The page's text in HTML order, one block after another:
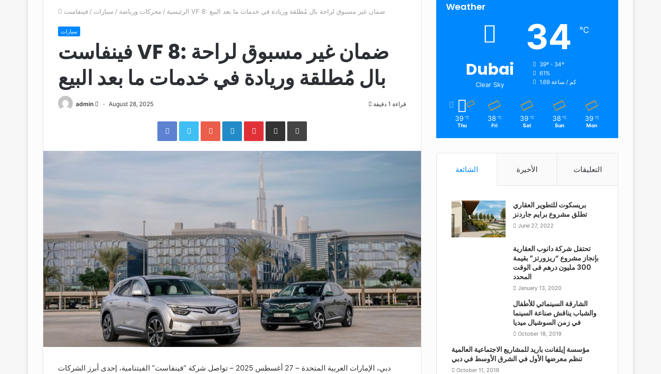
الرئيسية / محركات ورياضة / سيارات / فينفاست VF 8: ضمان غير مسبوق لراحة بال مُطلقة وريادة في خدمات ما بعد البيع
سيارات
فينفاست VF 8: ضمان غير مسبوق لراحة
بال مُطلقة وريادة في خدمات ما بعد البيع
admin August 28, 2025 قراءة 1 دقيقة
Facebook Twitter Google+ LinkedIn Pinterest شارك عبر الإيميل
دبي، الإمارات العربية المتحدة – 27 أغسطس 2025 – تواصل شركة “فينفاست” الفيتنامية، إحدى أبرز الشركات
Weather
Dubai
Clear Sky
34 ℃
39º - 34º
61%
1.69 كم / ساعة
39 ℃
Thu
38 ℃
Fri
39 ℃
Sat
38 ℃
Sun
39 ℃
Mon
الشائعة الأخيرة التعليقات
بريسكوت للتطوير العقاري
تطلق مشروع برايم جاردنز
June 27, 2022
تحتفل شركة دانوب العقارية
بإنجاز مشروع “ريزورتز” بقيمة
300 مليون درهم فى الوقت
المحدد
January 13, 2020
الشارقة السينمائي للأطفال
والشباب يناقش صناعة السينما
في زمن السوشيال ميديا
October 18, 2019
مؤسسة إيلفانت باريد للمشاريع الاجتماعية العالمية
تنظم معرضها الأول في الشرق الأوسط في دبي
October 11, 2019